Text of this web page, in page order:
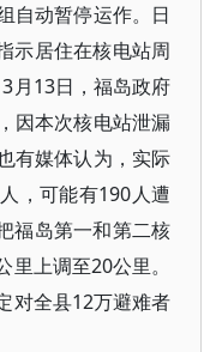
自动暂停运作。日
示居住在核电站周
月13日，福岛政府
因本次核电站泄漏
有媒体认为，实际
，可能有190人遭
福岛第一和第二核
上调至20公里。
对全县12万避难者